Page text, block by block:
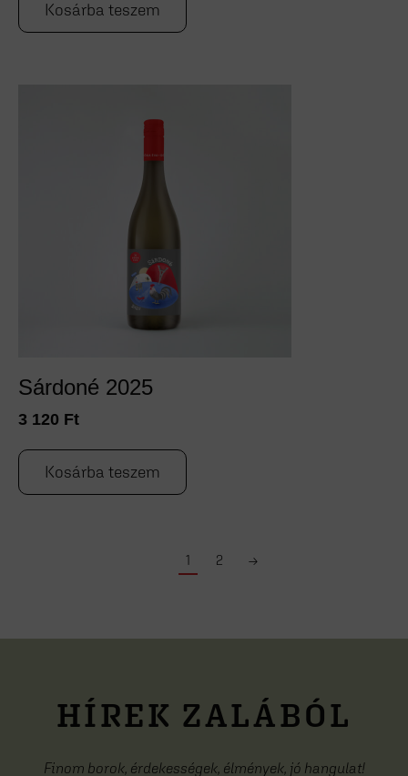
Kosárba teszem
Sárdoné 2025
3 120 Ft
Kosárba teszem
1 2 →
HÍREK ZALÁBÓL
Finom borok, érdekességek, élmények, jó hangulat!